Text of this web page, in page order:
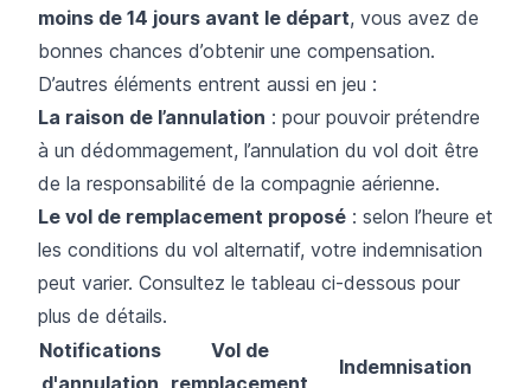
moins de 14 jours avant le départ, vous avez de
bonnes chances d’obtenir une compensation.
D’autres éléments entrent aussi en jeu :
La raison de l’annulation : pour pouvoir prétendre
à un dédommagement, l’annulation du vol doit être
de la responsabilité de la compagnie aérienne.
Le vol de remplacement proposé : selon l’heure et
les conditions du vol alternatif, votre indemnisation
peut varier. Consultez le tableau ci-dessous pour
plus de détails.
Notifications
d'annulation
Vol de
remplacement
Indemnisation